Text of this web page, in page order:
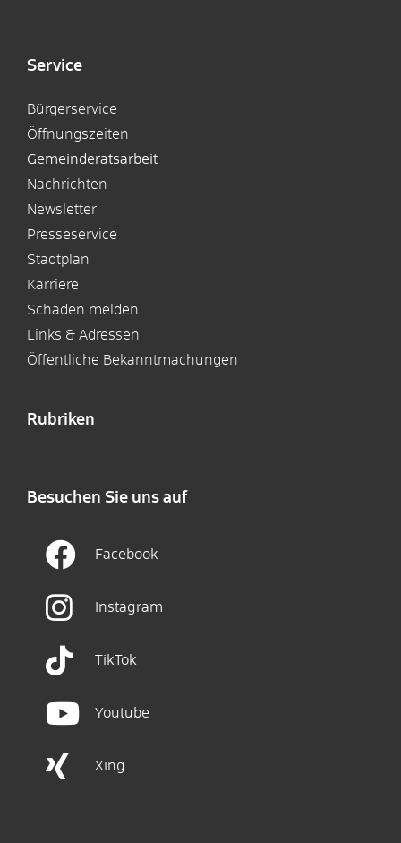
Service
Bürgerservice
Öffnungszeiten
Gemeinderatsarbeit
Nachrichten
Newsletter
Presseservice
Stadtplan
Karriere
Schaden melden
Links & Adressen
Öffentliche Bekanntmachungen
Rubriken
Besuchen Sie uns auf
Facebook
Instagram
TikTok
Youtube
Xing